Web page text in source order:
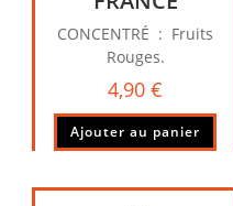
CONCENTRÉ : Fruits
Rouges.
4,90€
Ajouter au panier